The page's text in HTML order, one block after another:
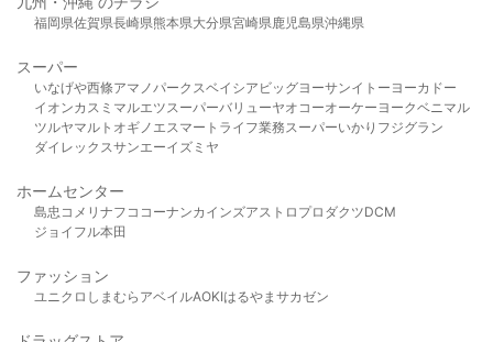
福岡県佐賀県長崎県熊本県大分県宮崎県鹿児島県沖縄県
スーパー
いなげや西條アマノパークスベイシア ビッグヨーサンイトーヨーカドー
イオンカスミ マルエツスーパーバリューヤオコーオーケー ヨークベニマル
ツルヤマルト オギノ エスマート ライフ業務スーパーいかり フジグラン
ダイレックスサンエーイズミヤ
ホームセンター
島忠 コメリ ナフコ コーナンカインズアストロプロダクツDCM
ジョイフル本田
ファッション
ユニクロ しまむら アベイルAOKIはるやま サカゼン